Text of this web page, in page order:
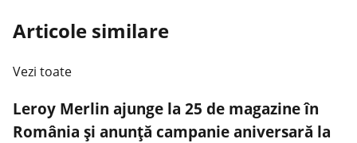
Articole similare
Vezi toate
Leroy Merlin ajunge la 25 de magazine în
România și anunță campanie aniversară la